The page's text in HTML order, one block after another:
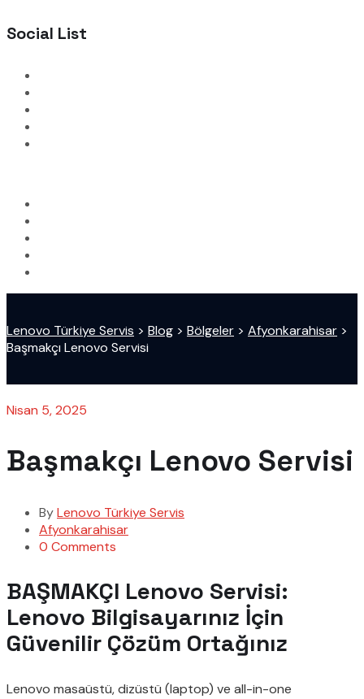
Social List
Lenovo Türkiye Servis > Blog > Bölgeler > Afyonkarahisar >
Başmakçı Lenovo Servisi
Nisan 5, 2025
Başmakçı Lenovo Servisi
ByLenovo Türkiye Servis
Afyonkarahisar
0 Comments
BAŞMAKÇI Lenovo Servisi:
Lenovo Bilgisayarınız İçin
Güvenilir Çözüm Ortağınız
Lenovo masaüstü, dizüstü (laptop) ve all-in-one